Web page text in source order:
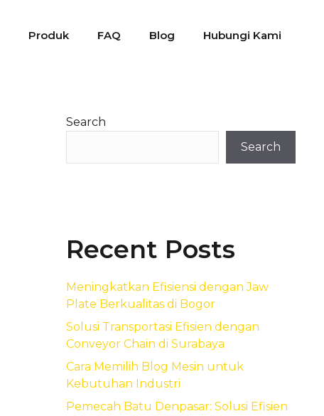
Produk FAQ Blog Hubungi Kami
Search
Search
Recent Posts
Meningkatkan Efisiensi dengan Jaw
Plate Berkualitas di Bogor
Solusi Transportasi Efisien dengan
Conveyor Chain di Surabaya
Cara Memilih Blog Mesin untuk
Kebutuhan Industri
Pemecah Batu Denpasar: Solusi Efisien